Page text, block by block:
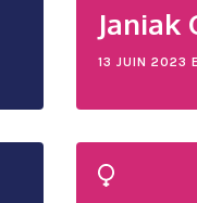
Janiak
13 JUIN 2023